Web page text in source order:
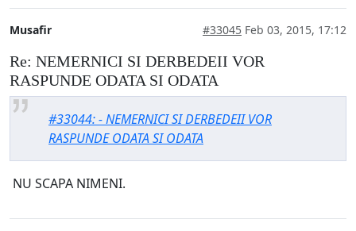
Musafir #33045 Feb 03, 2015, 17:12
Re: NEMERNICI SI DERBEDEII VOR
RASPUNDE ODATA SI ODATA
#33044: - NEMERNICI SI DERBEDEII VOR
RASPUNDE ODATA SI ODATA
NU SCAPA NIMENI.